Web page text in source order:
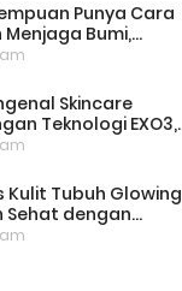
Punya Cara
Menjaga Bumi,
dari Memilih
Skincare
Teknologi EXO3,
yang Mulai Dilirik
Kulit Tubuh Glowing
Sehat dengan
Lipid Barrier